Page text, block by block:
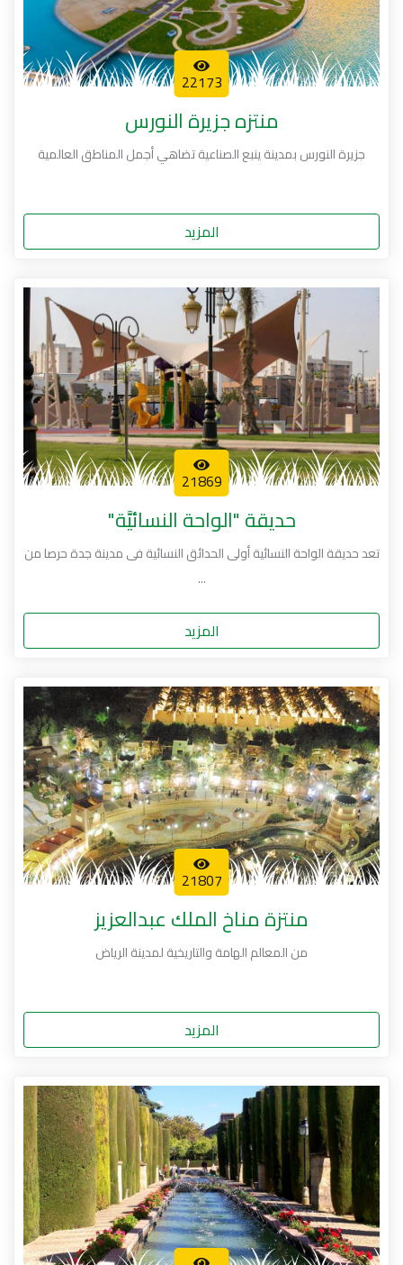
22173
منتزه جزيرة النورس
جزيرة النورس بمدينة ينبع الصناعية تضاهي أجمل المناطق العالمية
المزيد
21869
حديقة "الواحة النسائيَّة"
تعد حديقة الواحة النسائية أولى الحدائق النسائية فى مدينة جدة حرصا من
...
المزيد
21807
منتزة مناخ الملك عبدالعزيز
من المعالم الهامة والتاريخية لمدينة الرياض
المزيد